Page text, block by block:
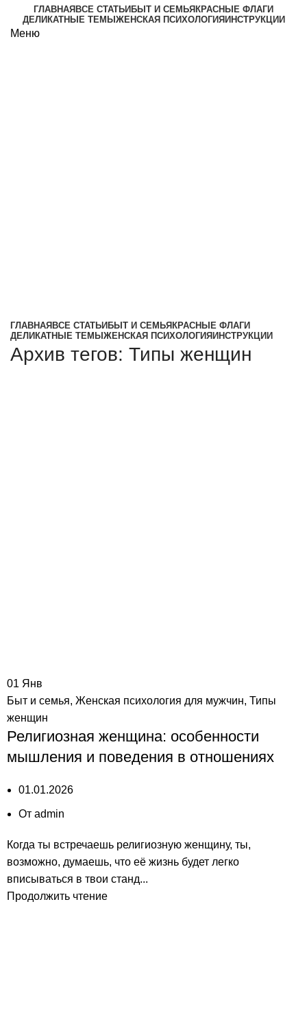
ГЛАВНАЯ ВСЕ СТАТЬИ БЫТ И СЕМЬЯ КРАСНЫЕ ФЛАГИ
ДЕЛИКАТНЫЕ ТЕМЫ ЖЕНСКАЯ ПСИХОЛОГИЯ ИНСТРУКЦИИ
Меню
ГЛАВНАЯ ВСЕ СТАТЬИ БЫТ И СЕМЬЯ КРАСНЫЕ ФЛАГИ
ДЕЛИКАТНЫЕ ТЕМЫ ЖЕНСКАЯ ПСИХОЛОГИЯ ИНСТРУКЦИИ
Архив тегов: Типы женщин
01 Янв
Быт и семья, Женская психология для мужчин, Типы
женщин
Религиозная женщина: особенности
мышления и поведения в отношениях
01.01.2026
От admin
Когда ты встречаешь религиозную женщину, ты,
возможно, думаешь, что её жизнь будет легко
вписываться в твои станд...
Продолжить чтение